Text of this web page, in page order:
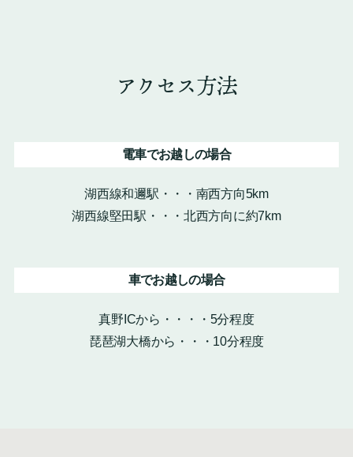
アクセス方法
電車でお越しの場合
湖西線和邇駅・・・南西方向5km
湖西線堅田駅・・・北西方向に約7km
車でお越しの場合
真野ICから・・・・5分程度
琵琶湖大橋から・・・10分程度